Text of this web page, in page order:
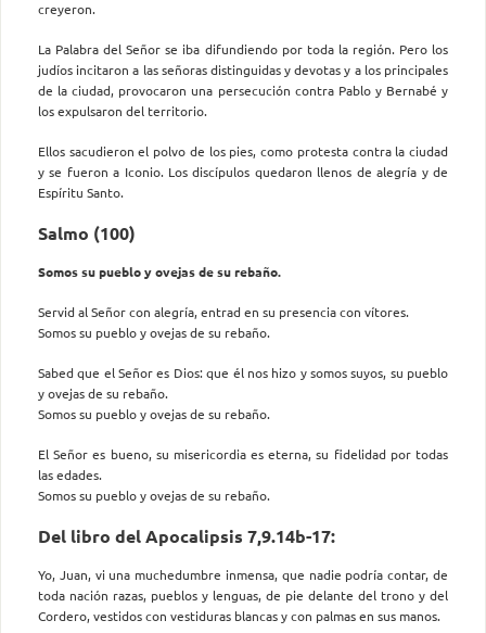
creyeron.
La Palabra del Señor se iba difundiendo por toda la región. Pero los
judíos incitaron a las señoras distinguidas y devotas y a los principales
de la ciudad, provocaron una persecución contra Pablo y Bernabé y
los expulsaron del territorio.
Ellos sacudieron el polvo de los pies, como protesta contra la ciudad
y se fueron a Iconio. Los discípulos quedaron llenos de alegría y de
Espíritu Santo.
Salmo (100)
Somos su pueblo y ovejas de su rebaño.
Servid al Señor con alegría, entrad en su presencia con vítores.
Somos su pueblo y ovejas de su rebaño.
Sabed que el Señor es Dios: que él nos hizo y somos suyos, su pueblo
y ovejas de su rebaño.
Somos su pueblo y ovejas de su rebaño.
El Señor es bueno, su misericordia es eterna, su fidelidad por todas
las edades.
Somos su pueblo y ovejas de su rebaño.
Del libro del Apocalipsis 7,9.14b-17:
Yo, Juan, vi una muchedumbre inmensa, que nadie podría contar, de
toda nación razas, pueblos y lenguas, de pie delante del trono y del
Cordero, vestidos con vestiduras blancas y con palmas en sus manos.